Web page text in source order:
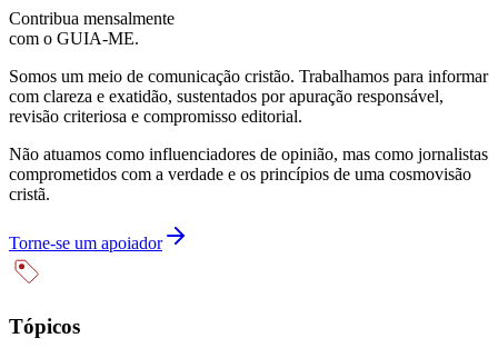
Contribua mensalmente
com o GUIA-ME.
Somos um meio de comunicação cristão. Trabalhamos para informar
com clareza e exatidão, sustentados por apuração responsável,
revisão criteriosa e compromisso editorial.
Não atuamos como influenciadores de opinião, mas como jornalistas
comprometidos com a verdade e os princípios de uma cosmovisão
cristã.
Torne-se um apoiador
Tópicos